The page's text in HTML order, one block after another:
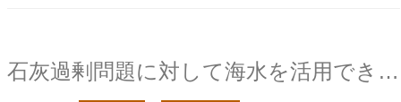
石灰過剰問題に対して海水を活用できるか？